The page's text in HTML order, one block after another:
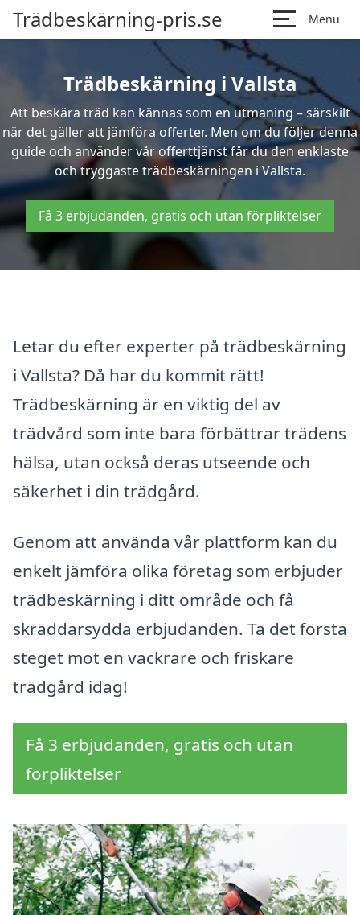
Trädbeskärning-pris.se Menu
Trädbeskärning i Vallsta
Att beskära träd kan kännas som en utmaning – särskilt
när det gäller att jämföra offerter. Men om du följer denna
guide och använder vår offerttjänst får du den enklaste
och tryggaste trädbeskärningen i Vallsta.
Få 3 erbjudanden, gratis och utan förpliktelser
Letar du efter experter på trädbeskärning
i Vallsta? Då har du kommit rätt!
Trädbeskärning är en viktig del av
trädvård som inte bara förbättrar trädens
hälsa, utan också deras utseende och
säkerhet i din trädgård.
Genom att använda vår plattform kan du
enkelt jämföra olika företag som erbjuder
trädbeskärning i ditt område och få
skräddarsydda erbjudanden. Ta det första
steget mot en vackrare och friskare
trädgård idag!
Få 3 erbjudanden, gratis och utan
förpliktelser